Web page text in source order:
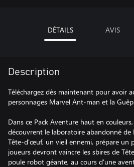
DÉTAILS AVIS
Description
Téléchargez dès maintenant pour avoir
personnages Marvel Ant-man et la
Dans ce Pack Aventure haut en
découvrent le laboratoire abandonné de
Tête-d'œuf, un vieil ennemi, prépare un
joueurs devront vaincre les sbires de
poule robot géante, au cours d'une